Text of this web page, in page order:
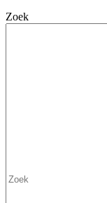
Zoek